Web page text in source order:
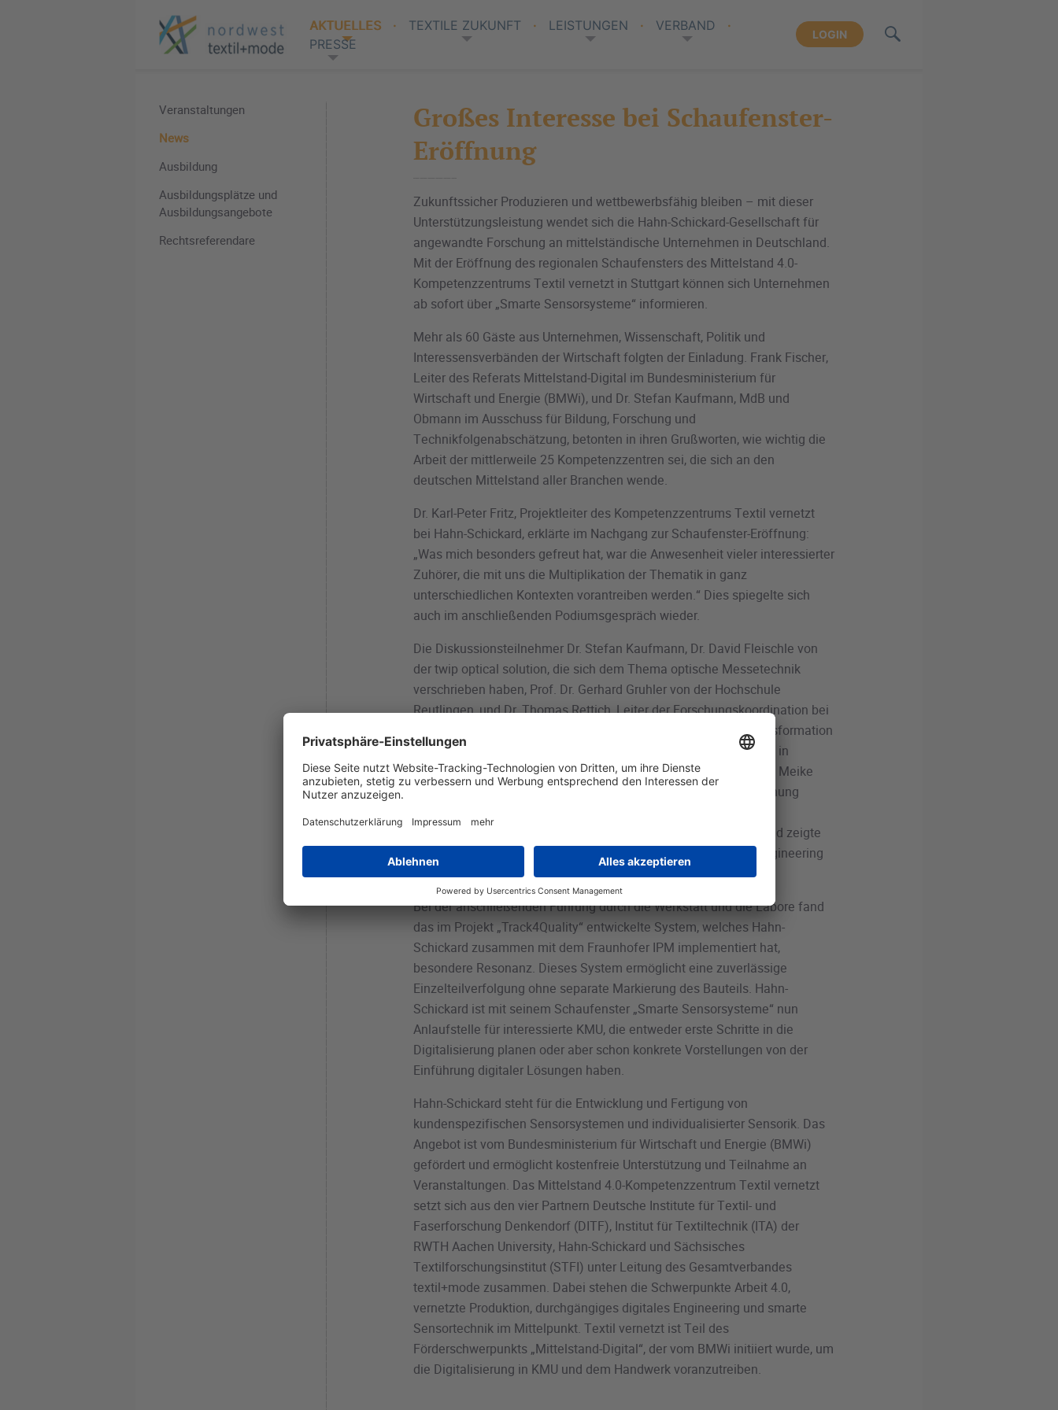
AKTUELLES TEXTILE ZUKUNFT LEISTUNGEN
VERBAND
PRESSE
LOGIN
Veranstaltungen
News
Ausbildung
Ausbildungsplätze und
Ausbildungsangebote
Rechtsreferendare
Großes Interesse bei Schaufenster-
Eröffnung
Zukunftssicher Produzieren und wettbewerbsfähig bleiben – mit dieser
Unterstützungsleistung wendet sich die Hahn-Schickard-Gesellschaft für
angewandte Forschung an mittelständische Unternehmen in Deutschland.
Mit der Eröffnung des regionalen Schaufensters des Mittelstand 4.0-
Kompetenzzentrums Textil vernetzt in Stuttgart können sich Unternehmen
ab sofort über „Smarte Sensorsysteme“ informieren.
Mehr als 60 Gäste aus Unternehmen, Wissenschaft, Politik und
Interessensverbänden der Wirtschaft folgten der Einladung. Frank Fischer,
Leiter des Referats Mittelstand-Digital im Bundesministerium für
Wirtschaft und Energie (BMWi), und Dr. Stefan Kaufmann, MdB und
Obmann im Ausschuss für Bildung, Forschung und
Technikfolgenabschätzung, betonten in ihren Grußworten, wie wichtig die
Arbeit der mittlerweile 25 Kompetenzzentren sei, die sich an den
deutschen Mittelstand aller Branchen wende.
Dr. Karl-Peter Fritz, Projektleiter des Kompetenzzentrums Textil vernetzt
bei Hahn-Schickard, erklärte im Nachgang zur Schaufenster-Eröffnung:
„Was mich besonders gefreut hat, war die Anwesenheit vieler interessierter
Zuhörer, die mit uns die Multiplikation der Thematik in ganz
unterschiedlichen Kontexten vorantreiben werden.“ Dies spiegelte sich
auch im anschließenden Podiumsgespräch wieder.
Die Diskussionsteilnehmer Dr. Stefan Kaufmann, Dr. David Fleischle von
der twip optical solution, die sich dem Thema optische Messetechnik
verschrieben haben, Prof. Dr. Gerhard Gruhler von der Hochschule
Reutlingen, und Dr. Thomas Rettich, Leiter der Forschungskoordination bei
der Trumpf GmbH + Co. KG, schilderten, wie sie die digitale Transformation
sowie die Zukunft der Arbeit in ihren jeweiligen Arbeitsbereichen in
Bildung, Hochtechnologie und Politik wahrnehmen. Frau Prof. Dr. Meike
Tilebein von den Deutschen Instituten für Textil- und Faserforschung
Entwicklungs- und Produktionsprozesse für die Textilindustrie und zeigte
auf, welchen Paradigmenwechsel das durchgängige Digitale Engineering
in der Textil- und Bekleidungsindustrie einleitet.
Bei der anschließenden Führung durch die Werkstatt und die Labore fand
das im Projekt „Track4Quality“ entwickelte System, welches Hahn-
Schickard zusammen mit dem Fraunhofer IPM implementiert hat,
besondere Resonanz. Dieses System ermöglicht eine zuverlässige
Einzelteilverfolgung ohne separate Markierung des Bauteils. Hahn-
Schickard ist mit seinem Schaufenster „Smarte Sensorsysteme“ nun
Anlaufstelle für interessierte KMU, die entweder erste Schritte in die
Digitalisierung planen oder aber schon konkrete Vorstellungen von der
Einführung digitaler Lösungen haben.
Hahn-Schickard steht für die Entwicklung und Fertigung von
kundenspezifischen Sensorsystemen und individualisierter Sensorik. Das
Angebot ist vom Bundesministerium für Wirtschaft und Energie (BMWi)
gefördert und ermöglicht kostenfreie Unterstützung und Teilnahme an
Veranstaltungen. Das Mittelstand 4.0-Kompetenzzentrum Textil vernetzt
setzt sich aus den vier Partnern Deutsche Institute für Textil- und
Faserforschung Denkendorf (DITF), Institut für Textiltechnik (ITA) der
RWTH Aachen University, Hahn-Schickard und Sächsisches
Textilforschungsinstitut (STFI) unter Leitung des Gesamtverbandes
textil+mode zusammen. Dabei stehen die Schwerpunkte Arbeit 4.0,
vernetzte Produktion, durchgängiges digitales Engineering und smarte
Sensortechnik im Mittelpunkt. Textil vernetzt ist Teil des
Förderschwerpunkts „Mittelstand-Digital“, der vom BMWi initiiert wurde, um
die Digitalisierung in KMU und dem Handwerk voranzutreiben.